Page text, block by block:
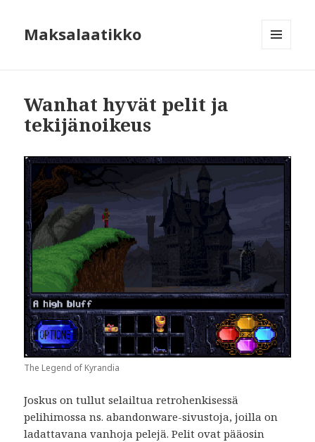
Maksalaatikko
Wanhat hyvät pelit ja
tekijänoikeus
The Legend of Kyrandia
Joskus on tullut selailtua retrohenkisessä
pelihimossa ns. abandonware-sivustoja, joilla on
ladattavana vanhoja pelejä. Pelit ovat pääosin